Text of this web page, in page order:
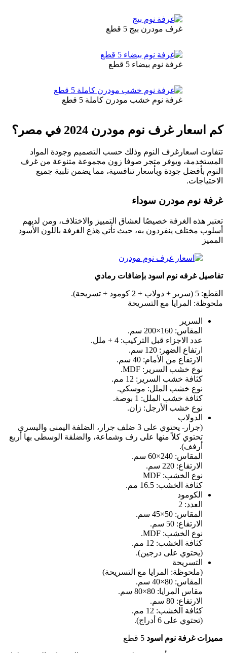
غرف مودرن بيج 5 قطع
غرفة نوم بيضاء 5 قطع
غرفة نوم خشب مودرن كاملة 5 قطع
كم اسعار غرف نوم مودرن 2024 في مصر؟
تتفاوت اسعارغرف النوم وذلك حسب التصميم وجودة المواد
المستخدمة، ويوفر متجر صوفا زون مجموعة متنوعة من غرف
النوم بأفضل جودة وبأسعار تنافسية، مما يضمن تلبية جميع
الاحتياجات.
غرفة نوم مودرن سوداء
تعتبر هذه الغرفة خصيصُا لعشاق التمييز والاختلاف، ومن لديهم
أسلوب مختلف ينفردون به، حيث تأتي هذع الغرفة باللون الأسود
المميز
تفاصيل غرفه نوم اسود بإضافات رمادي
القطع: 5 (سرير + دولاب + 2 كومود + تسريحة).
ملحوظة: المرايا مع التسريحة
السرير
المقاس: 160×200 سم.
عدد الاجزاء قبل التركيب: 4 + ملل.
ارتفاع الضهر: 120 سم.
الارتفاع من الأمام: 40 سم.
نوع خشب السرير: MDF.
كثافة خشب السرير: 12 مم.
نوع خشب الملل: موسكي.
كثافة خشب الملل: 1 بوصة.
نوع خشب الأرجل: زان.
الدولاب
(جرار- يحتوي على 3 ضلف جرار، الضلفة اليمنى واليسرى
تحتوي كلاً منها على رف وشماعة، والضلفة الوسطى بها أربع
أرفف).
المقاس: 240×60 سم.
الارتفاع: 220 سم.
نوع الخشب: MDF
كثافة الخشب: 16.5 مم.
الكومود
العدد: 2
المقاس: 50×45 سم.
الارتفاع: 50 سم.
نوع الخشب: MDF.
كثافة الخشب: 12 مم.
(يحتوي على درجين).
التسريحة
(ملحوظة: المرايا مع التسريحة)
المقاس: 80×40 سم.
مقاس المرايا: 80×80 سم.
الارتفاع: 80 سم.
كثافة الخشب: 12 مم.
(تحتوي على 6 أدراج).
مميزات غرفة نوم اسود 5 قطع